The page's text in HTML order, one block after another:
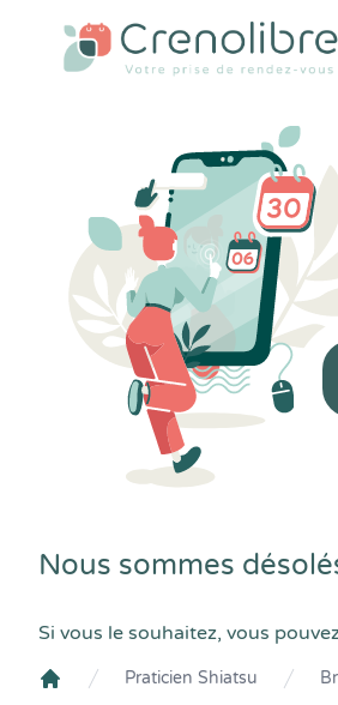
Nous sommes
Si vous le souhaitez, vous
Praticien Shiatsu